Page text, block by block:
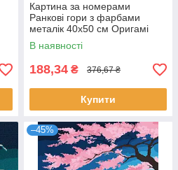
Картина за номерами
Ранкові гори з фарбами
металік 40x50 см Оригамі
(LW3452)
В наявності
188,34 ₴ 376,67 ₴
Купити
–45%